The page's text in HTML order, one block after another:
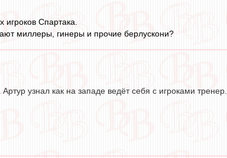
игроков Спартака.
миллеры, гинеры и прочие берлускони?
узнал как на западе ведёт себя с игроками тренер.